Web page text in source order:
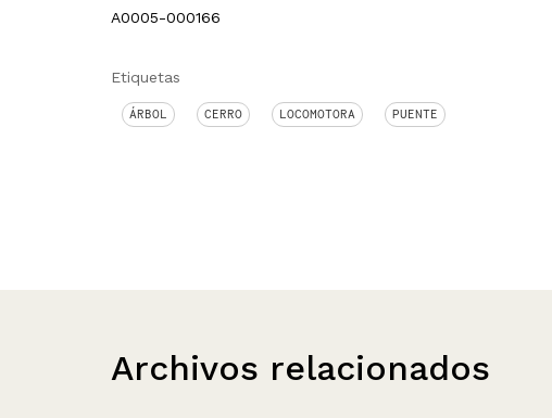
A0005-000166
Etiquetas
ÁRBOL CERRO LOCOMOTORA PUENTE
Archivos relacionados